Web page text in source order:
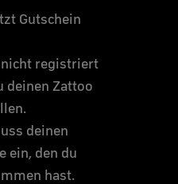
Gutschein
nicht registriert
deinen Zattoo
deinen
ein, den du
hast.